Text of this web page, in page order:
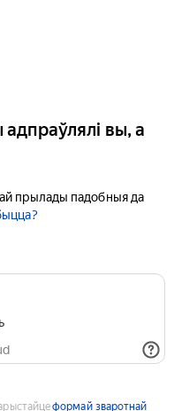
вы, а
прылады падобныя да
формай зваротнай